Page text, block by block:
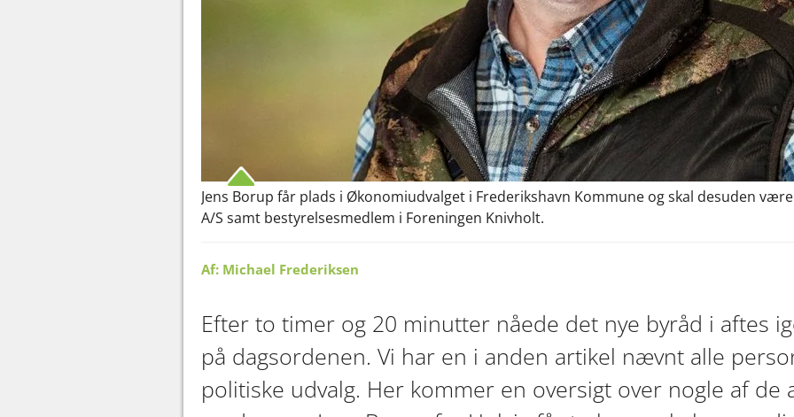
Jens Borup får plads i Økonomiudvalget i Frederikshavn Kommune og skal desuden
A/S samt bestyrelsesmedlem i Foreningen Knivholt.
Af: Michael Frederiksen
Efter to timer og 20 minutter nåede det nye byråd i aftes
på dagsordenen. Vi har en i anden artikel nævnt alle
politiske udvalg. Her kommer en oversigt over nogle af de